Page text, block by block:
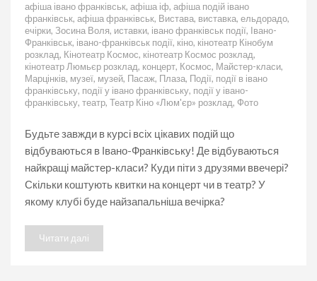
подій
на
01.02.2020
афіша івано франківськ, афіша іф, афіша подій івано
франківськ, афіша франківськ, Вистава, виставка, ельдорадо,
ечірки, Зосина Воля, иставки, івано франківськ події, Івано-
Франківськ, івано-франківськ події, кіно, кінотеатр Кінобум
розклад, Кінотеатр Космос, кінотеатр Космос розклад,
кінотеатр Люмьєр розклад, концерт, Космос, Майстер-класи,
Марцінків, музеї, музей, Пасаж, Плаза, Події, події в івано
франківську, події у івано франківську, події у івано-
франківську, театр, Театр Кіно «Люм'єр» розклад, Фото
Будьте завжди в курсі всіх цікавих подій що
відбуваються в Івано-Франківську! Де відбуваються
найкращі майстер-класи? Куди піти з друзями ввечері?
Скільки коштують квитки на концерт чи в театр? У
якому клубі буде найзапальніша вечірка?
Читати далі